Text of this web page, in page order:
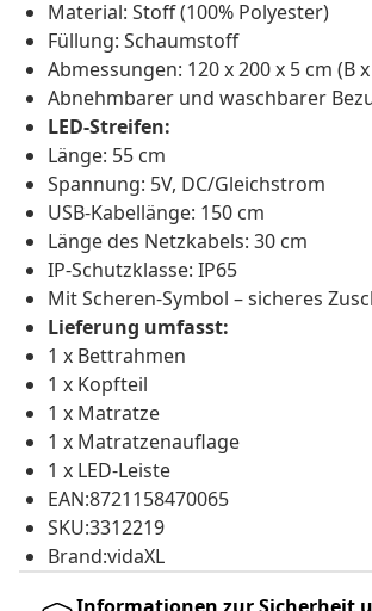
Material: Stoff (100% Polyester)
Füllung: Schaumstoff
Abmessungen: 120 x 200 x 5 cm (B
Abnehmbarer und waschbarer
LED-Streifen:
Länge: 55 cm
Spannung: 5V, DC/Gleichstrom
USB-Kabellänge: 150 cm
Länge des Netzkabels: 30 cm
IP-Schutzklasse: IP65
Mit Scheren-Symbol – sicheres
Lieferung umfasst:
1 x Bettrahmen
1 x Kopfteil
1 x Matratze
1 x Matratzenauflage
1 x LED-Leiste
EAN:8721158470065
SKU:3312219
Brand:vidaXL